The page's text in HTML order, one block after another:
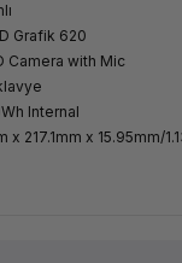
Grafik 620
Camera with Mic
Internal
x 217.1mm x 15.95mm/